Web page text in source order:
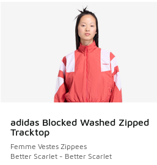
Search Results
adidas Blocked Washed Zipped
Tracktop
Femme Vestes Zippees
Better Scarlet - Better Scarlet